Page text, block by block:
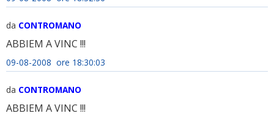
da CONTROMANO
ABBIEM A VINC !!!
09-08-2008 ore 18:30:03
da CONTROMANO
ABBIEM A VINC !!!